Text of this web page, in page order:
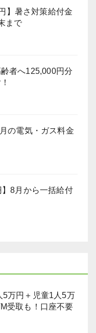
】暑さ対策給付金
まで
者へ125,000円分
の電気・ガス料金
】8月から一括給付
5万円＋児童1人5万
受取も！口座不要